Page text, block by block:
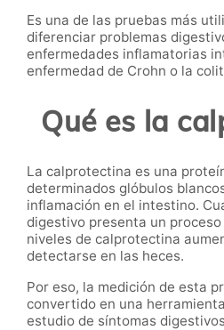
Es una de las pruebas más
diferenciar problemas
enfermedades inflamatorias
enfermedad de Crohn o la
Qué es la
La calprotectina es una
determinados glóbulos
inflamación en el intestino.
digestivo presenta un
niveles de calprotectina
detectarse en las heces.
Por eso, la medición de esta
convertido en una
estudio de síntomas